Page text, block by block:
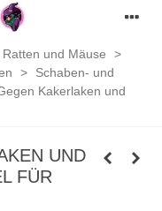
und Mäuse
>
>
Schaben- und
Kakerlaken und
UND
FÜR